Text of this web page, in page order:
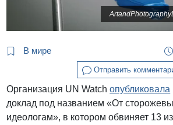
В мире
Отправить
Организация UN Watchопубликовала
доклад под названием «От
идеологам», в котором обвиняет 13